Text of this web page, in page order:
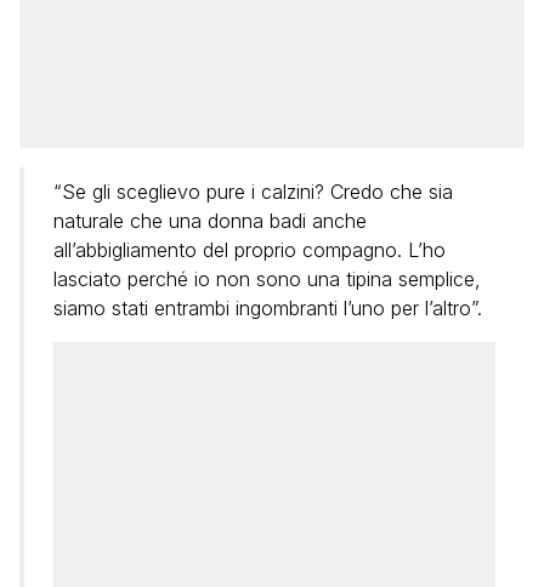
“Se gli sceglievo pure i calzini? Credo che sia
naturale che una donna badi anche
all’abbigliamento del proprio compagno. L’ho
lasciato perché io non sono una tipina semplice,
siamo stati entrambi ingombranti l’uno per l’altro”.